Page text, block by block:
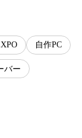
自作PC
バー